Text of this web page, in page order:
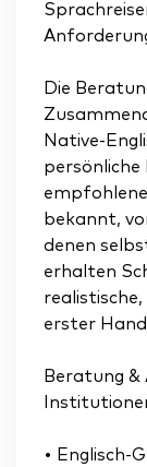
Die
Native-
persönliche
bekannt,
denen
erhalten
erster
Beratung
• Englisch-